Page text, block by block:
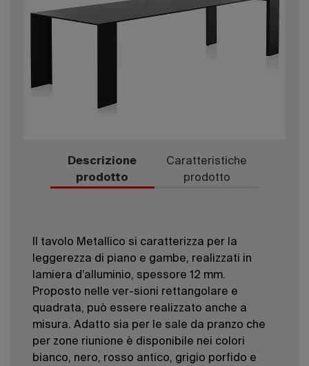
Descrizione
prodotto
Caratteristiche
prodotto
Il tavolo Metallico si caratterizza per la
leggerezza di piano e gambe, realizzati in
lamiera d’alluminio, spessore 12 mm.
Proposto nelle ver-sioni rettangolare e
quadrata, può essere realizzato anche a
misura. Adatto sia per le sale da pranzo che
per zone riunione è disponibile nei colori
bianco, nero, rosso antico, grigio porfido e